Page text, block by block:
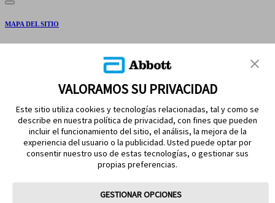
MAPA DEL SITIO
VALORAMOS SU PRIVACIDAD
Este sitio utiliza cookies y tecnologías relacionadas, tal y como se
describe en nuestra política de privacidad, con fines que pueden
incluir el funcionamiento del sitio, el análisis, la mejora de la
experiencia del usuario o la publicidad. Usted puede optar por
consentir nuestro uso de estas tecnologías, o gestionar sus
propias preferencias.
GESTIONAR OPCIONES